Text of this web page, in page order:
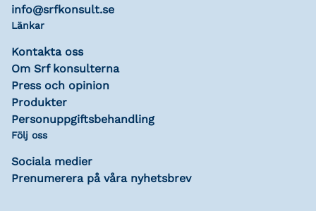
info@srfkonsult.se
Länkar
Kontakta oss
Om Srf konsulterna
Press och opinion
Produkter
Personuppgiftsbehandling
Följ oss
Sociala medier
Prenumerera på våra nyhetsbrev